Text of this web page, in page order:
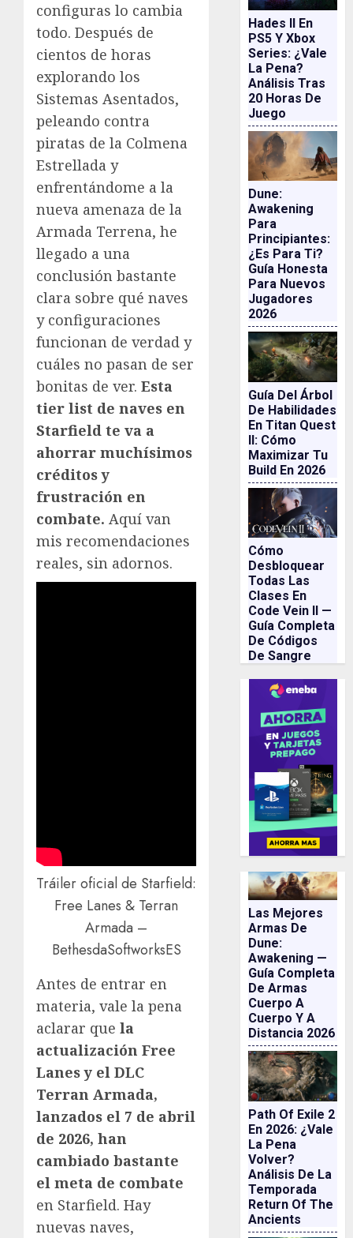
configuras lo cambia
todo. Después de
cientos de horas
explorando los
Sistemas Asentados,
peleando contra
piratas de la Colmena
Estrellada y
enfrentándome a la
nueva amenaza de la
Armada Terrena, he
llegado a una
conclusión bastante
clara sobre qué naves
y configuraciones
funcionan de verdad y
cuáles no pasan de ser
bonitas de ver. Esta
tier list de naves en
Starfield te va a
ahorrar muchísimos
créditos y
frustración en
combate. Aquí van
mis recomendaciones
reales, sin adornos.
Tráiler oficial de Starfield:
Free Lanes & Terran
Armada –
BethesdaSoftworksES
Antes de entrar en
materia, vale la pena
aclarar que la
actualización Free
Lanes y el DLC
Terran Armada,
lanzados el 7 de abril
de 2026, han
cambiado bastante
el meta de combate
en Starfield. Hay
nuevas naves,
Hades II En
PS5 Y Xbox
Series: ¿vale
La Pena?
Análisis Tras
20 Horas De
Juego
Dune:
Awakening
Para
Principiantes:
¿es Para Ti?
Guía Honesta
Para Nuevos
Jugadores
2026
Guía Del Árbol
De Habilidades
En Titan Quest
II: Cómo
Maximizar Tu
Build En 2026
Cómo
Desbloquear
Todas Las
Clases En
Code Vein II —
Guía Completa
De Códigos
De Sangre
Las Mejores
Armas De
Dune:
Awakening —
Guía Completa
De Armas
Cuerpo A
Cuerpo Y A
Distancia 2026
Path Of Exile 2
En 2026: ¿vale
La Pena
Volver?
Análisis De La
Temporada
Return Of The
Ancients